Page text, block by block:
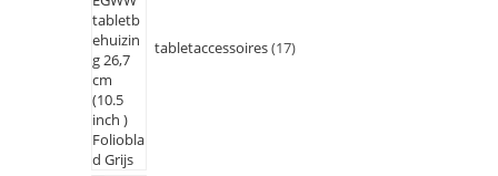
tabletaccessoires 17